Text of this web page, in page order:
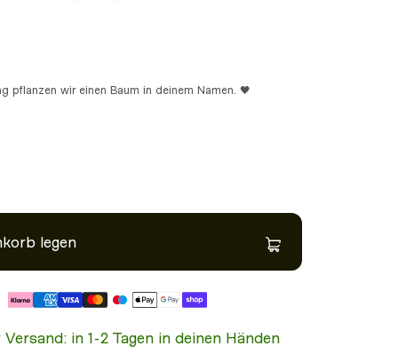
Modelgröße: 1.72m
pflanzen wir einen Baum in deinem Namen. 🖤
legen
in 1-2 Tagen in deinen Händen